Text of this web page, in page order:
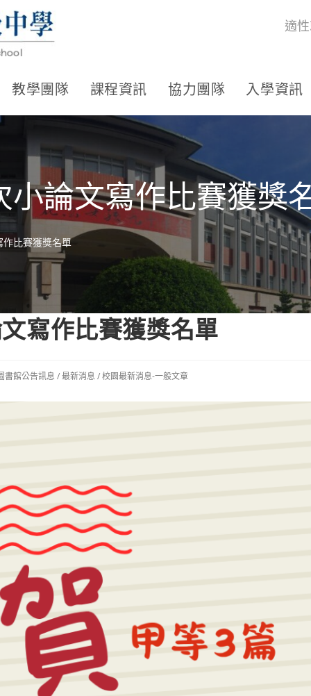
適
教學團隊 課程資訊 協力團隊 入學資訊
論文寫作比賽獲獎
比賽獲獎名單
寫作比賽獲獎名單
書館公告訊息 /最新消息 /校園最新消息-一般文章